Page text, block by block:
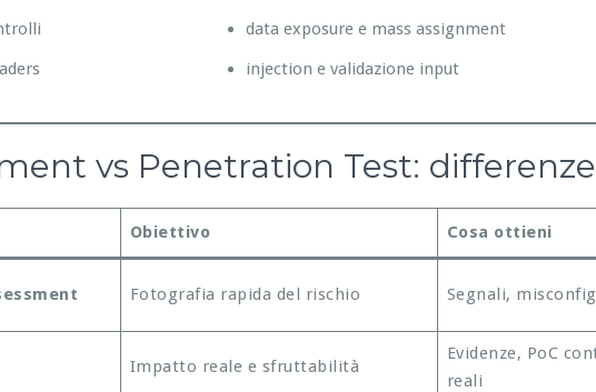
data exposure e mass assignment
injection e validazione input
vs Penetration Test:
Obiettivo Cosa ottieni
Fotografia rapida del rischio Segnali,
Impatto reale e sfruttabilità
Evidenze, PoC
reali